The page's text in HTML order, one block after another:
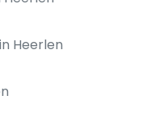
Heerlen